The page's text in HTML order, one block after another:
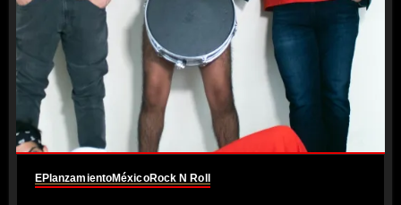
EPlanzamientoMéxicoRock N Roll